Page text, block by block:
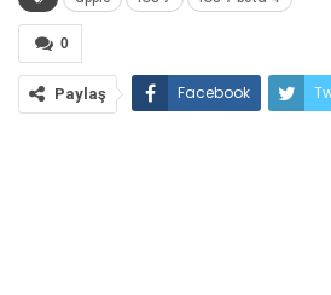
0
Paylaş Facebook